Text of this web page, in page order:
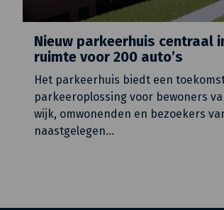
Nieuw parkeerhuis centraal
ruimte voor 200 auto’s
Het parkeerhuis biedt een
parkeeroplossing voor bewoners
wijk, omwonenden en bezoekers
naastgelegen…